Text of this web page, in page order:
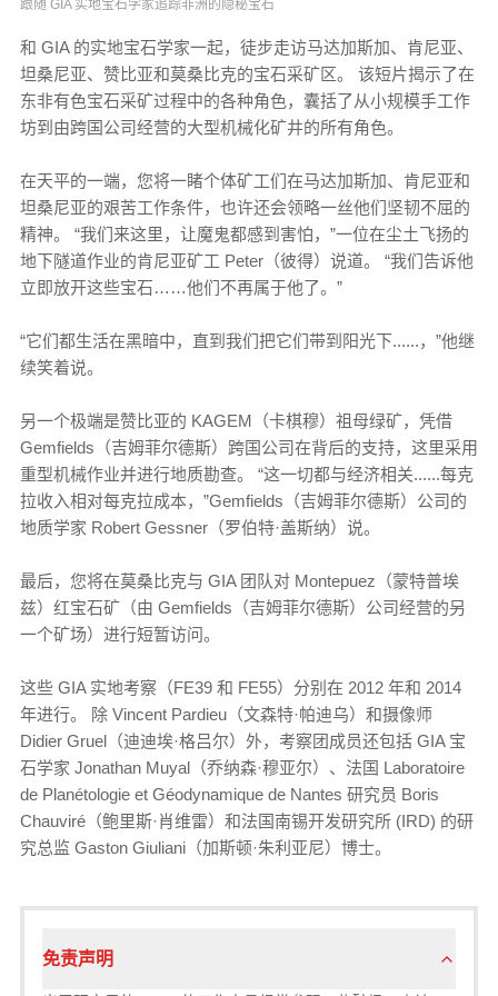
跟随 GIA 实地宝石学家追踪非洲的隐秘宝石
和 GIA 的实地宝石学家一起，徒步走访马达加斯加、肯尼亚、
坦桑尼亚、赞比亚和莫桑比克的宝石采矿区。 该短片揭示了在
东非有色宝石采矿过程中的各种角色，囊括了从小规模手工作
坊到由跨国公司经营的大型机械化矿井的所有角色。
在天平的一端，您将一睹个体矿工们在马达加斯加、肯尼亚和
坦桑尼亚的艰苦工作条件，也许还会领略一丝他们坚韧不屈的
精神。 “我们来这里，让魔鬼都感到害怕，”一位在尘土飞扬的
地下隧道作业的肯尼亚矿工 Peter（彼得）说道。 “我们告诉他
立即放开这些宝石……他们不再属于他了。”
“它们都生活在黑暗中，直到我们把它们带到阳光下......，”他继
续笑着说。
另一个极端是赞比亚的 KAGEM（卡棋穆）祖母绿矿，凭借
Gemfields（吉姆菲尔德斯）跨国公司在背后的支持，这里采用
重型机械作业并进行地质勘查。 “这一切都与经济相关......每克
拉收入相对每克拉成本，”Gemfields（吉姆菲尔德斯）公司的
地质学家 Robert Gessner（罗伯特·盖斯纳）说。
最后，您将在莫桑比克与 GIA 团队对 Montepuez（蒙特普埃
兹）红宝石矿（由 Gemfields（吉姆菲尔德斯）公司经营的另
一个矿场）进行短暂访问。
这些 GIA 实地考察（FE39 和 FE55）分别在 2012 年和 2014
年进行。 除 Vincent Pardieu（文森特·帕迪乌）和摄像师
Didier Gruel（迪迪埃·格吕尔）外，考察团成员还包括 GIA 宝
石学家 Jonathan Muyal（乔纳森·穆亚尔）、法国 Laboratoire
de Planétologie et Géodynamique de Nantes 研究员 Boris
Chauviré（鲍里斯·肖维雷）和法国南锡开发研究所 (IRD) 的研
究总监 Gaston Giuliani（加斯顿·朱利亚尼）博士。
免责声明